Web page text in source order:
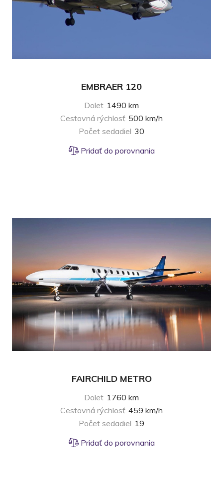
EMBRAER 120
Dolet 1490 km
Cestovná rýchlosť 500 km/h
Počet sedadiel 30
Pridať do porovnania
FAIRCHILD METRO
Dolet 1760 km
Cestovná rýchlosť 459 km/h
Počet sedadiel 19
Pridať do porovnania